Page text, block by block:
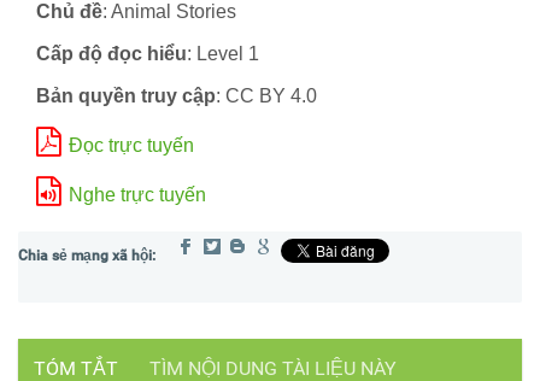
Chủ đề: Animal Stories
Cấp độ đọc hiểu: Level 1
Bản quyền truy cập: CC BY 4.0
Đọc trực tuyến
Nghe trực tuyến
TÓM TẮT TÌM NỘI DUNG TÀI LIỆU NÀY